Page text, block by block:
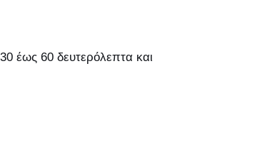
έως 60 δευτερόλεπτα και